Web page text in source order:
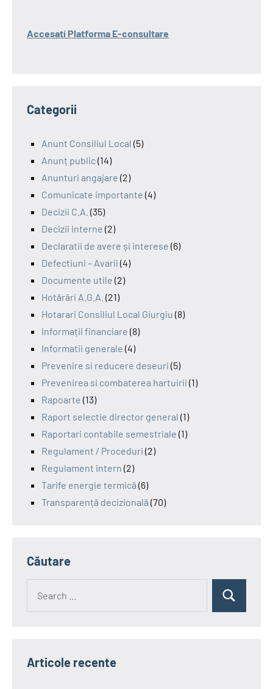
Accesati Platforma E-consultare
Categorii
Anunt Consiliul Local (5)
Anunț public(14)
Anunturi angajare (2)
Comunicate importante (4)
Decizii C.A. (35)
Decizii interne (2)
Declaratii de avere și interese (6)
Defectiuni – Avarii (4)
Documente utile (2)
Hotărâri A.G.A. (21)
Hotarari Consiliul Local Giurgiu (8)
Informații financiare (8)
Informatii generale (4)
Prevenire si reducere deseuri (5)
Prevenirea si combaterea hartuirii (1)
Rapoarte (13)
Raport selectie director general (1)
Raportari contabile semestriale (1)
Regulament / Proceduri (2)
Regulament intern (2)
Tarife energie termică (6)
Transparență decizională (70)
Căutare
Search
Articole recente